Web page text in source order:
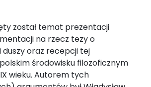
został temat prezentacji
na rzecz tezy o
oraz recepcji tej
środowisku filozoficznym
wieku. Autorem tych